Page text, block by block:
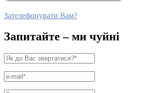
Зателефонувати Вам?
Запитайте – ми чуйні